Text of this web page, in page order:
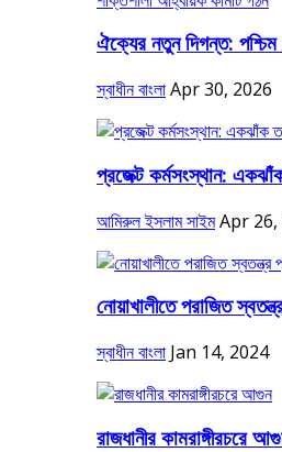
ঐক্যের নতুন দিগন্ত:
স্বাধীন বাংলাApr 30, 2026
প্রজেক্ট কর্মসংস্থান:
আমিরুল ইসলাম সাইমApr 26,
নোয়াখালীতে পরাজিত
স্বাধীন বাংলা Jan 14, 2024
রাজধানীর কামরাঙ্গীরচরে